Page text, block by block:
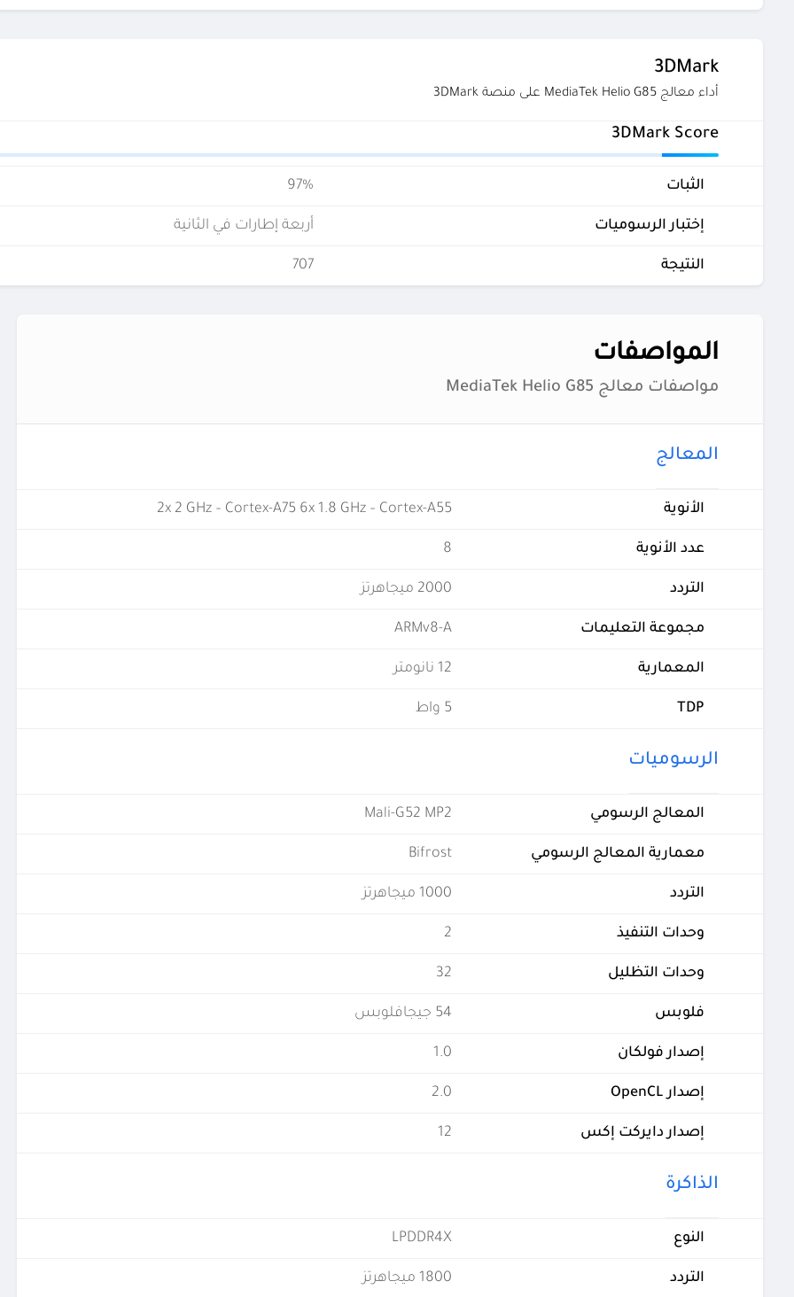
3DMark
أداء معالج MediaTek Helio G85 على منصة 3DMark
3DMark Score
الثبات 97%
إختبار الرسوميات أربعة إطارات في الثانية
النتيجة 707
المواصفات
مواصفات معالج MediaTek Helio G85
المعالج
الأنوية 2x 2 GHz – Cortex-A75 6x 1.8 GHz – Cortex-A55
عدد الأنوية 8
التردد 2000 ميجاهرتز
مجموعة التعليمات ARMv8-A
المعمارية 12 نانومتر
TDP 5 واط
الرسوميات
المعالج الرسومي Mali-G52 MP2
معمارية المعالج الرسومي Bifrost
التردد 1000 ميجاهرتز
وحدات التنفيذ 2
وحدات التظليل 32
فلوبس 54 جيجافلوبس
إصدار فولكان 1.0
إصدار OpenCL 2.0
إصدار دايركت إكس 12
الذاكرة
النوع LPDDR4X
التردد 1800 ميجاهرتز